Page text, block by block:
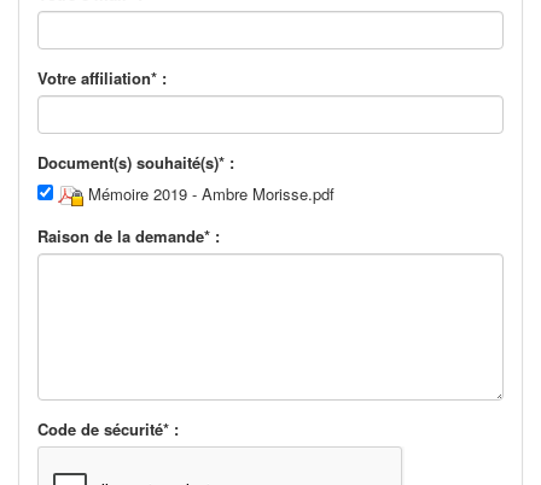
Votre affiliation* :
Document(s) souhaité(s)* :
Mémoire 2019 - Ambre Morisse.pdf
Raison de la demande* :
Code de sécurité* :